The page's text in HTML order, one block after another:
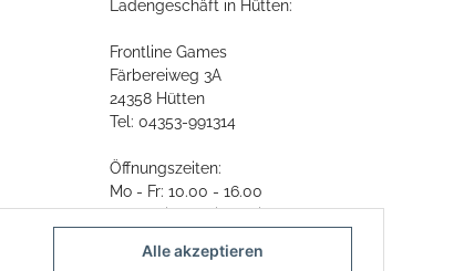
Ladengeschäft in Hütten:
Frontline Games
Färbereiweg 3A
24358 Hütten
Tel: 04353-991314
Öffnungszeiten:
Mo - Fr: 10.00 - 16.00
Oder mit Terminvereinbarung
E-Mail:info@frontlinegames.de
Alle akzeptieren